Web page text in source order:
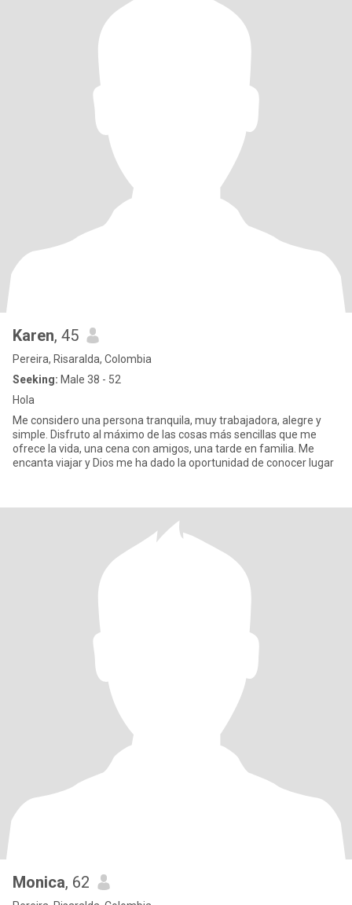
Karen, 45
Pereira, Risaralda, Colombia
Seeking: Male 38 - 52
Hola
Me considero una persona tranquila, muy trabajadora, alegre y
simple. Disfruto al máximo de las cosas más sencillas que me
ofrece la vida, una cena con amigos, una tarde en familia. Me
encanta viajar y Dios me ha dado la oportunidad de conocer lugar
Monica, 62